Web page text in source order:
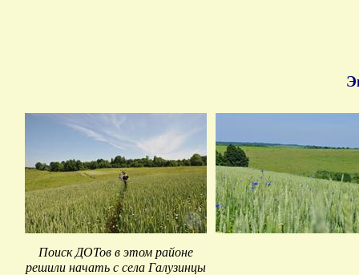
Поиск ДОТов в этом районе
решили начать с села Галузинцы